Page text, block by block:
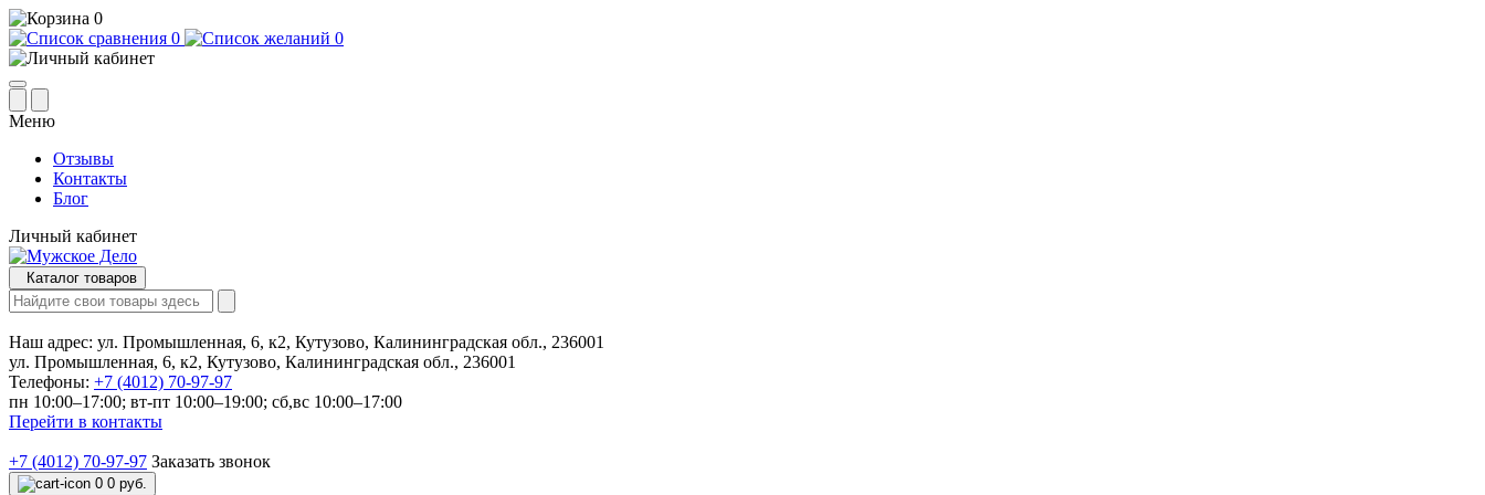
0
0
0
Меню
Отзывы
Контакты
Блог
Личный кабинет
Каталог товаров
Наш адрес: ул. Промышленная, 6, к2, Кутузово, Калининградская обл., 236001
ул. Промышленная, 6, к2, Кутузово, Калининградская обл., 236001
Телефоны: +7 (4012) 70-97-97
пн 10:00–17:00; вт-пт 10:00–19:00; сб,вс 10:00–17:00
Перейти в контакты
+7 (4012) 70-97-97 Заказать звонок
0 0 руб.